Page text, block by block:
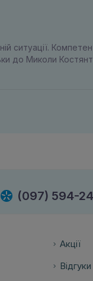
ситуації.
до Миколи
(097) 594-
Акції
Відгуки